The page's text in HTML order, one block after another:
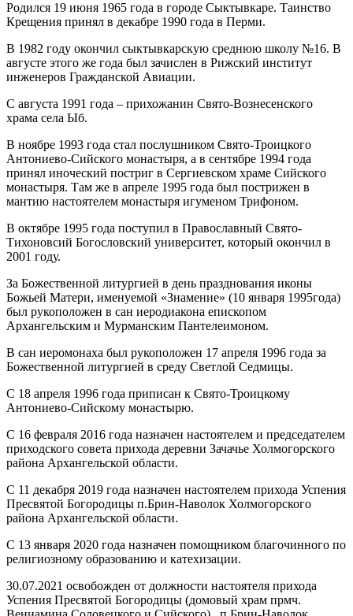
Родился 19 июня 1965 года в городе Сыктывкаре. Таинство
Крещения принял в декабре 1990 года в Перми.
В 1982 году окончил сыктывкарскую среднюю школу №16. В
августе этого же года был зачислен в Рижский институт
инженеров Гражданской Авиации.
С августа 1991 года – прихожанин Свято-Вознесенского
храма села Ыб.
В ноябре 1993 года стал послушником Свято-Троицкого
Антониево-Сийского монастыря, а в сентябре 1994 года
принял иноческий постриг в Сергиевском храме Сийского
монастыря. Там же в апреле 1995 года был пострижен в
мантию настоятелем монастыря игуменом Трифоном.
В октябре 1995 года поступил в Православный Свято-
Тихоновсий Богословский университет, который окончил в
2001 году.
За Божественной литургией в день празднования иконы
Божьей Матери, именуемой «Знамение» (10 января 1995года)
был рукоположен в сан иеродиакона епископом
Архангельским и Мурманским Пантелеимоном.
В сан иеромонаха был рукоположен 17 апреля 1996 года за
Божественной литургией в среду Светлой Седмицы.
С 18 апреля 1996 года приписан к Свято-Троицкому
Антониево-Сийскому монастырю.
С 16 февраля 2016 года назначен настоятелем и председателем
приходского совета прихода деревни Зачачье Холмогорского
района Архангельской области.
С 11 декабря 2019 года назначен настоятелем прихода Успения
Пресвятой Богородицы п.Брин-Наволок Холмогорского
района Архангельской области.
С 13 января 2020 года назначен помощником благочинного по
религиозному образованию и катехизации.
30.07.2021 освобожден от должности настоятеля прихода
Успения Пресвятой Богородицы (домовый храм прмч.